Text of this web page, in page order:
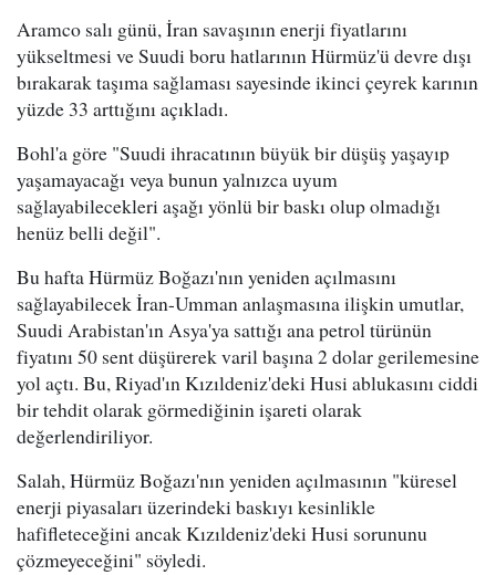
Aramco salı günü, İran savaşının enerji fiyatlarını
yükseltmesi ve Suudi boru hatlarının Hürmüz'ü devre dışı
bırakarak taşıma sağlaması sayesinde ikinci çeyrek karının
yüzde 33 arttığını açıkladı.
Bohl'a göre "Suudi ihracatının büyük bir düşüş yaşayıp
yaşamayacağı veya bunun yalnızca uyum
sağlayabilecekleri aşağı yönlü bir baskı olup olmadığı
henüz belli değil".
Bu hafta Hürmüz Boğazı'nın yeniden açılmasını
sağlayabilecek İran-Umman anlaşmasına ilişkin umutlar,
Suudi Arabistan'ın Asya'ya sattığı ana petrol türünün
fiyatını 50 sent düşürerek varil başına 2 dolar gerilemesine
yol açtı. Bu, Riyad'ın Kızıldeniz'deki Husi ablukasını ciddi
bir tehdit olarak görmediğinin işareti olarak
değerlendiriliyor.
Salah, Hürmüz Boğazı'nın yeniden açılmasının "küresel
enerji piyasaları üzerindeki baskıyı kesinlikle
hafifleteceğini ancak Kızıldeniz'deki Husi sorununu
çözmeyeceğini" söyledi.